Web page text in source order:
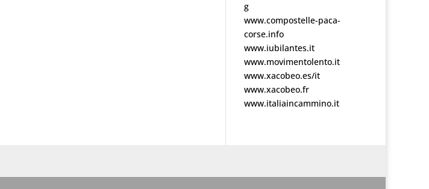
g
www.compostelle-paca-
corse.info
www.iubilantes.it
www.movimentolento.it
www.xacobeo.es/it
www.xacobeo.fr
www.italiaincammino.it